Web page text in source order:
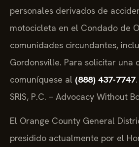
personales derivados de
motocicleta en el Condado de
comunidades circundantes,
Gordonsville. Para solicitar una
comuníquese al (888) 437-7747
SRIS, P.C. – Advocacy Without
El Orange County General
presidido actualmente por el